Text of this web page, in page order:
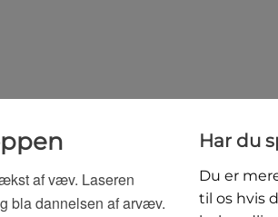
af væv. Laseren
bla dannelsen af arvæv.
Har du
Du er
til os hvis